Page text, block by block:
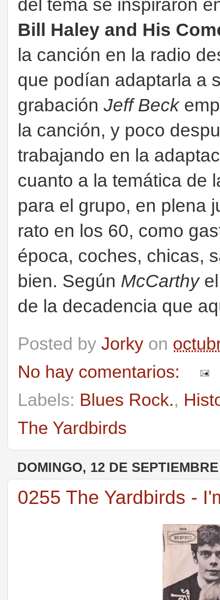
del tema se inspiraron
Bill Haley and His
la canción en la radio
que podían adaptarla a
grabación Jeff Beck
la canción, y poco
trabajando en la
cuanto a la temática de
para el grupo, en plena
rato en los 60, como
época, coches, chicas,
bien. Según McCarthyel
de la decadencia que
Posted by Jorky on
No hay comentarios:
Labels: Blues Rock.,
The Yardbirds
DOMINGO, 12 DE
0255 The Yardbirds -